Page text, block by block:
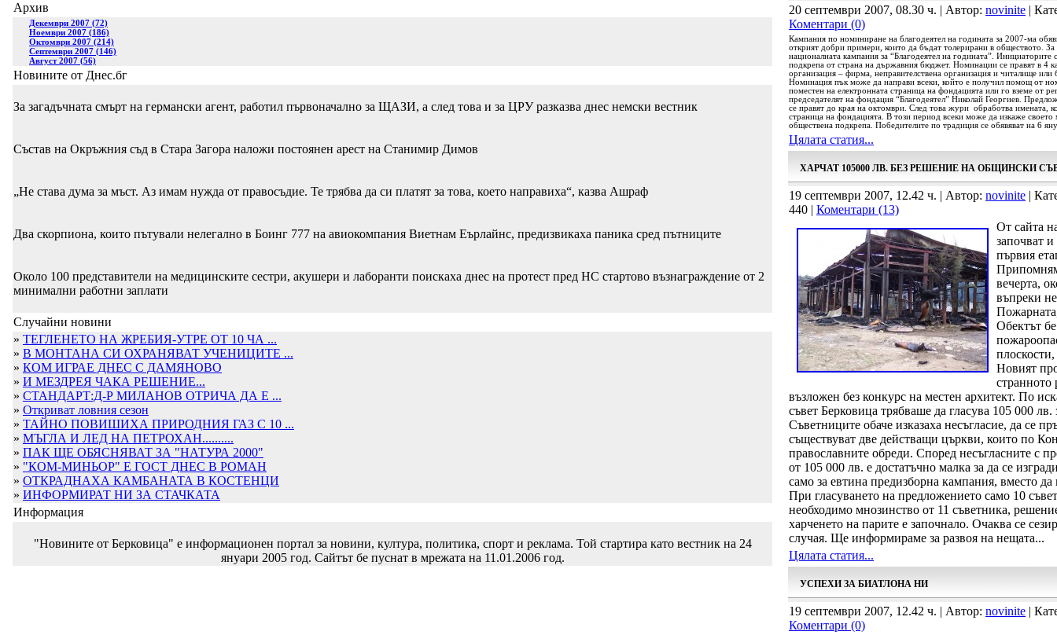
Архив
Декември 2007 (72)
Ноември 2007 (186)
Октомври 2007 (214)
Септември 2007 (146)
Август 2007 (56)
Новините от Днес.бг
За загадъчната смърт на германски агент, работил първоначално за ЩАЗИ, а след това и за ЦРУ разказва днес немски вестник
Състав на Окръжния съд в Стара Загора наложи постоянен арест на Станимир Димов
„Не става дума за мъст. Аз имам нужда от правосъдие. Те трябва да си платят за това, което направиха“, казва Ашраф
Два скорпиона, които пътували нелегално в Боинг 777 на авиокомпания Виетнам Еърлайнс, предизвикаха паника сред пътниците
Около 100 представители на медицинските сестри, акушери и лаборанти поискаха днес на протест пред НС стартово възнаграждение от 2
минимални работни заплати
Случайни новини
» ТЕГЛЕНЕТО НА ЖРЕБИЯ-УТРЕ ОТ 10 ЧА ...
» В МОНТАНА СИ ОХРАНЯВАТ УЧЕНИЦИТЕ ...
» КОМ ИГРАЕ ДНЕС С ДАМЯНОВО
» И МЕЗДРЕЯ ЧАКА РЕШЕНИЕ...
» СТАНДАРТ:Д-Р МИЛАНОВ ОТРИЧА ДА Е ...
» Откриват ловния сезон
» ТАЙНО ПОВИШИХА ПРИРОДНИЯ ГАЗ С 10 ...
» МЪГЛА И ЛЕД НА ПЕТРОХАН..........
» ПАК ЩЕ ОБЯСНЯВАТ ЗА "НАТУРА 2000"
» "КОМ-МИНЬОР" Е ГОСТ ДНЕС В РОМАН
» ОТКРАДНАХА КАМБАНАТА В КОСТЕНЦИ
» ИНФОРМИРАТ НИ ЗА СТАЧКАТА
Информация
"Новините от Берковица" е информационен портал за новини, култура, политика, спорт и реклама. Той стартира като вестник на 24
януари 2005 год. Сайтът бе пуснат в мрежата на 11.01.2006 год.
20 септември 2007, 08.30 ч. | Автор: novinite |
Коментари (0)
Кампания по номиниране на благодеятел на годината за 2007-ма
открият добри примери, които да бъдат толерирани в обществото.
националната кампания за “Благодеятел на годината”.
подкрепа от страна на държавния бюджет. Номинации се правят в 4
организация – фирма, неправителствена организация и читалище
Номинация пък може да направи всеки, който е получил помощ от
поместен на електронната страница на фондацията или го вземе от
председателят на фондация “Благодеятел” Николай Георгиев.
се правят до края на октомври. След това жури обработва имената,
страница на фондацията. В този период всеки може да изкаже своето
обществена подкрепа. Победителите по традиция се обявяват на 6
Цялата статия...
ХАРЧАТ 105000 ЛВ. БЕЗ РЕШЕНИЕ НА ОБЩИНСКИ
19 септември 2007, 12.42 ч. | Автор: novinite |
440 | Коментари (13)
От сайта
започват
първия
вечерта,
въпреки
Обектът
Новият
странното
възложен без конкурс на местен архитект. По
съвет Берковица трябваше да гласува 105 000 лв.
Съветниците обаче изказаха несъгласие, да се
съществуват две действащи църкви, които по
православните обреди. Според несъгласните с
от 105 000 лв. е достатъчно малка за да се
само за евтина предизборна кампания, вместо
При гласуването на предложението само 10
необходимо мнозинство от 11 съветника,
харченето на парите е започнало. Очаква се
случая. Ще информираме за развоя на нещата...
Цялата статия...
УСПЕХИ ЗА БИАТЛОНА НИ
19 септември 2007, 12.42 ч. | Автор: novinite |
Коментари (0)